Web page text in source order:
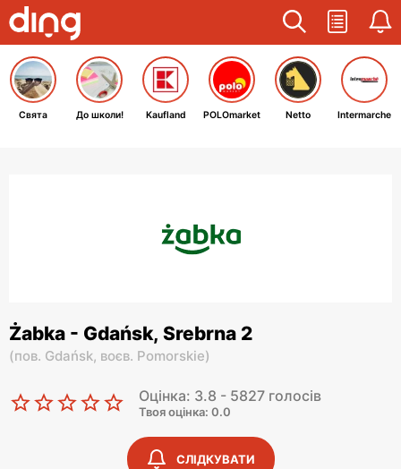
Свята До школи! Kaufland POLOmarket Netto Intermarche
Żabka - Gdańsk, Srebrna 2
(пов. Gdańsk, воєв. Pomorskie)
Оцінка: 3.8 - 5827 голосів
Твоя оцінка: 0.0
СЛІДКУВАТИ